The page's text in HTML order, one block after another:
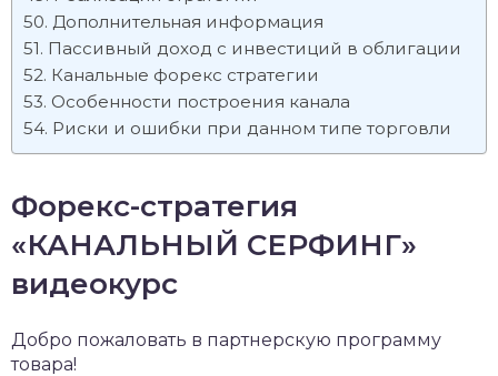
Дополнительная информация
Пассивный доход с инвестиций в облигации
Канальные форекс стратегии
Особенности построения канала
Риски и ошибки при данном типе торговли
Форекс-стратегия
«КАНАЛЬНЫЙ СЕРФИНГ»
видеокурс
Добро пожаловать в партнерскую программу
товара!